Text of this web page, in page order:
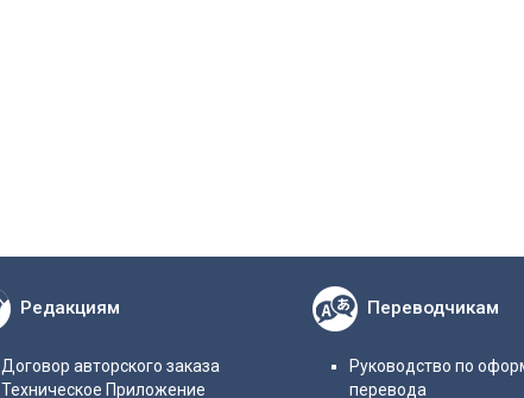
Редакциям
Договор авторского заказа
Техническое Приложение
Переводчикам
Руководство по
перевода